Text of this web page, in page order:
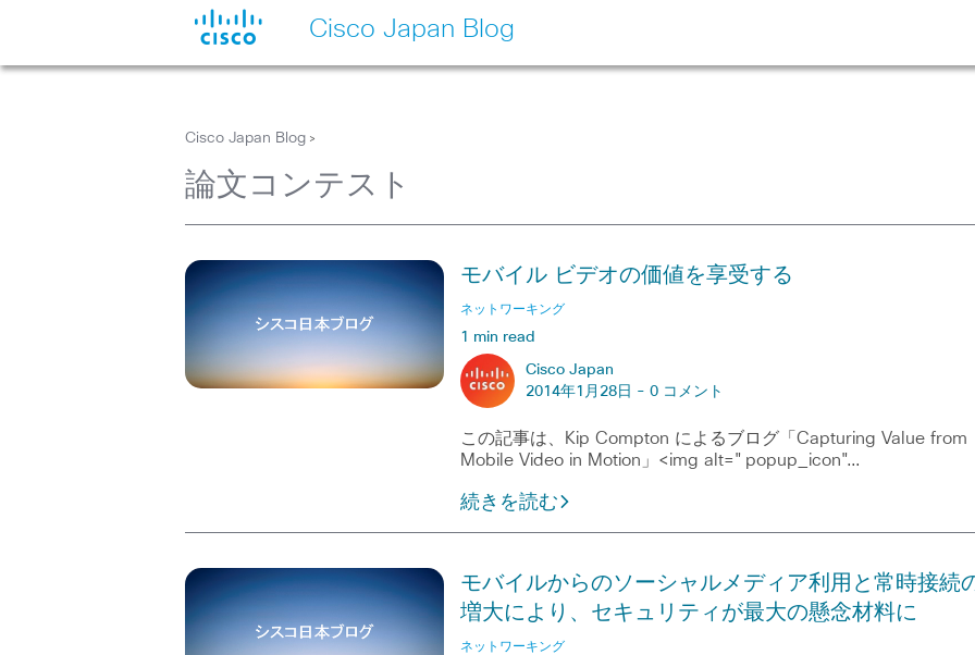
Cisco Japan Blog
Cisco Japan Blog >
論文コンテスト
モバイル ビデオの価値を享受する
ネットワーキング
1 min read
Cisco Japan
2014年1月28日 - 0 コメント
この記事は、Kip Compton によるブログ「Capturing Value from
Mobile Video in Motion」<img alt="popup_icon"…
続きを読む
モバイルからのソーシャルメディア利用と常時接続
増大により、セキュリティが最大の懸念材料に
ネットワーキング